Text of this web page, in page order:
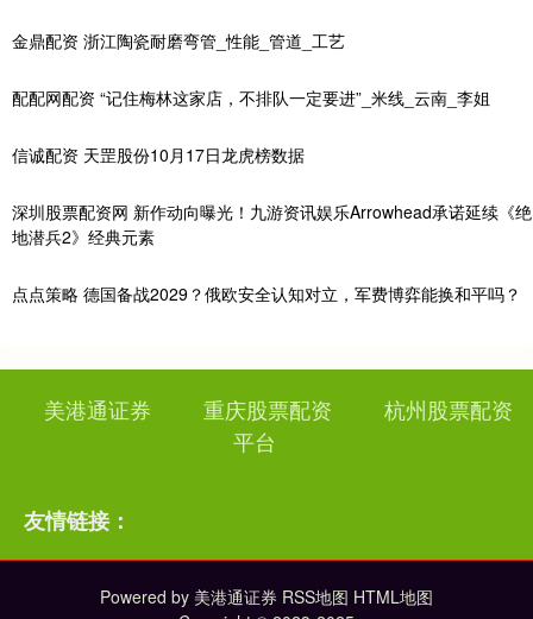
金鼎配资 浙江陶瓷耐磨弯管_性能_管道_工艺
配配网配资 “记住梅林这家店，不排队一定要进”_米线_云南_李姐
信诚配资 天罡股份10月17日龙虎榜数据
深圳股票配资网 新作动向曝光！九游资讯娱乐Arrowhead承诺延续《绝
地潜兵2》经典元素
点点策略 德国备战2029？俄欧安全认知对立，军费博弈能换和平吗？
美港通证券 重庆股票配资
杭州股票配资
平台
友情链接：
Powered by 美港通证券 RSS地图 HTML地图